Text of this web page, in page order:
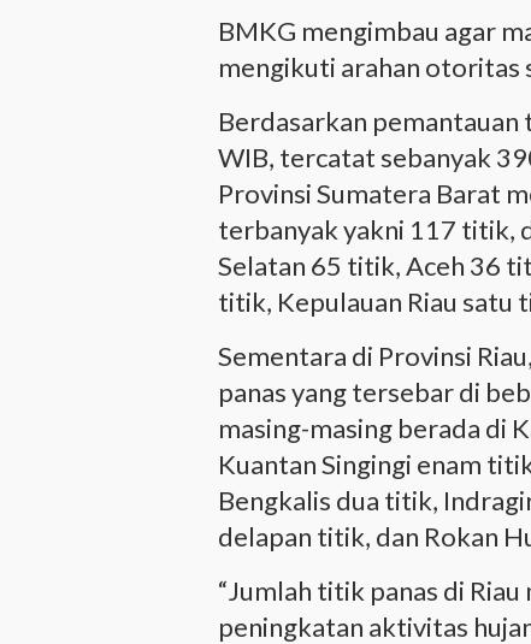
BMKG mengimbau agar
mengikuti arahan
Berdasarkan
WIB, tercatat sebanyak
Provinsi Sumatera Barat
terbanyak yakni 117 titik,
Selatan 65 titik, Aceh 36
titik, Kepulauan Riau satu
Sementara di Provinsi
panas yang tersebar di
masing-masing berada di
Kuantan Singingi enam
Bengkalis dua titik,
delapan titik, dan Rokan
“Jumlah titik panas di
peningkatan aktivitas